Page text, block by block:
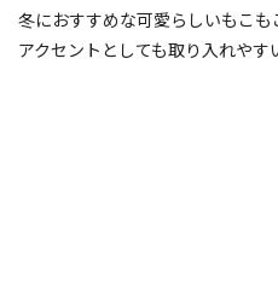
冬におすすめな可愛らしいもこ
アクセントとしても取り入れやす